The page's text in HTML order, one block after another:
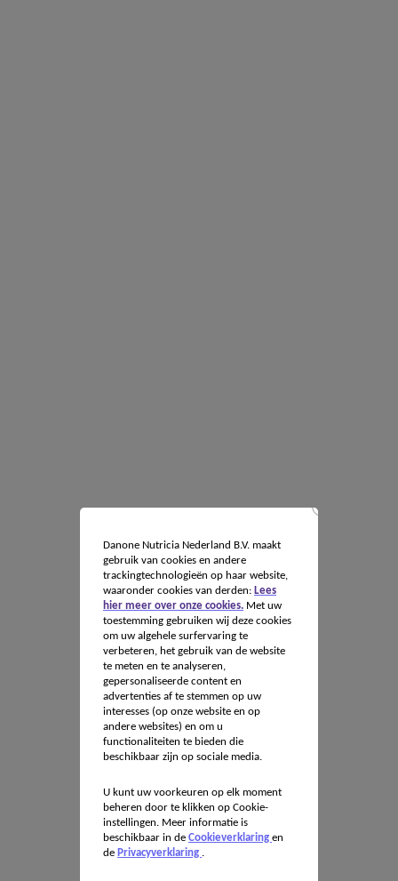
Danone Nutricia Nederland B.V. maakt
gebruik van cookies en andere
trackingtechnologieën op haar website,
waaronder cookies van derden: Lees
hier meer over onze cookies.Met uw
toestemming gebruiken wij deze cookies
om uw algehele surfervaring te
verbeteren, het gebruik van de website
te meten en te analyseren,
gepersonaliseerde content en
advertenties af te stemmen op uw
interesses (op onze website en op
andere websites) en om u
functionaliteiten te bieden die
beschikbaar zijn op sociale media.
U kunt uw voorkeuren op elk moment
beheren door te klikken op Cookie-
instellingen. Meer informatie is
beschikbaar in de Cookieverklaring en
de Privacyverklaring .